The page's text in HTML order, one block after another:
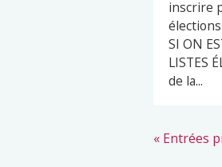
inscrire
SI ON
LISTES
de la...
« Entrées